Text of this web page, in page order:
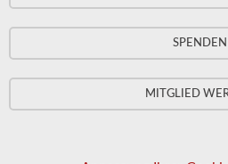
SPENDEN
MITGLIED